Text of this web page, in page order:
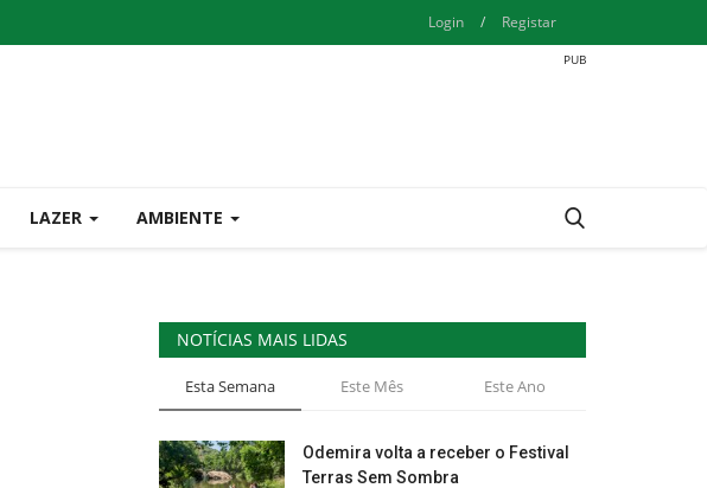
Login / Registar
LAZER AMBIENTE
NOTÍCIAS MAIS LIDAS
Esta Semana Este Mês Este Ano
Odemira volta a receber o Festival
Terras Sem Sombra